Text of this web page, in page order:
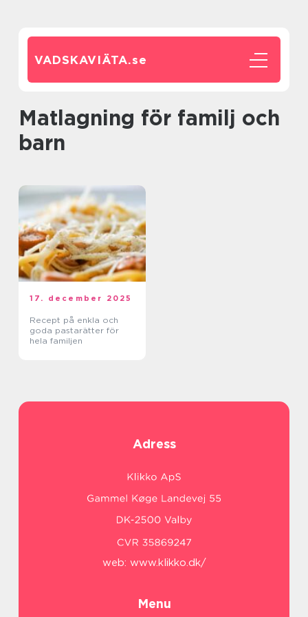
VADSKAVIÄTA.se
Matlagning för familj och
barn
17. december 2025
Recept på enkla och
goda pastarätter för
hela familjen
Adress
web: www.klikko.dk/
Menu